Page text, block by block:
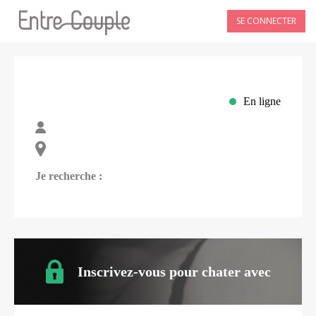
SE CONNECTER
En ligne
Je recherche :
Inscrivez-vous pour chater avec